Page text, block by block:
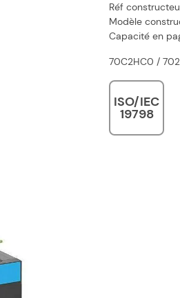
Réf
Modèle
Capacité en
70C2HC0 /
ISO/IEC
19798